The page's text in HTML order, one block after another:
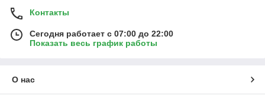
Контакты
Сегодня работает с 07:00 до 22:00
Показать весь график работы
О нас